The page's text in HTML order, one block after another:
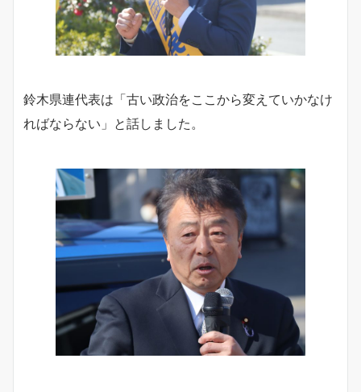
鈴木県連代表は「古い政治をここから変えていかなけ
ればならない」と話しました。